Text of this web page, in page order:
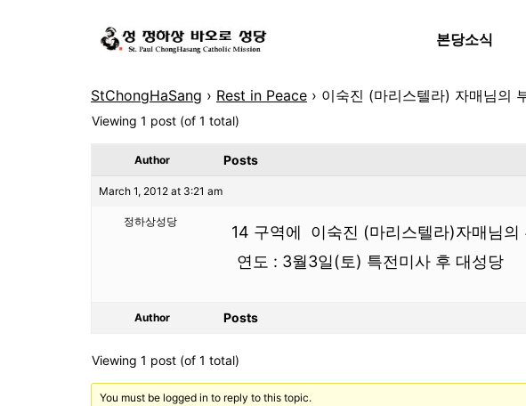
본당소식
StChongHaSang › Rest in Peace › 이숙진 (마리스텔라) 자매님의
Viewing 1 post (of 1 total)
Author Posts
March 1, 2012 at 3:21 am
정하상성당
14 구역에 이숙진 (마리스텔라)자매님의
연도 : 3월3일(토) 특전미사 후 대성당
Author Posts
Viewing 1 post (of 1 total)
You must be logged in to reply to this topic.